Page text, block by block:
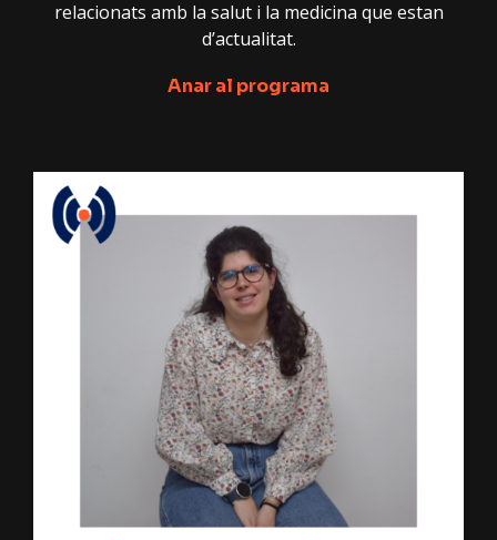
relacionats amb la salut i la medicina que estan
d’actualitat.
Anar al programa